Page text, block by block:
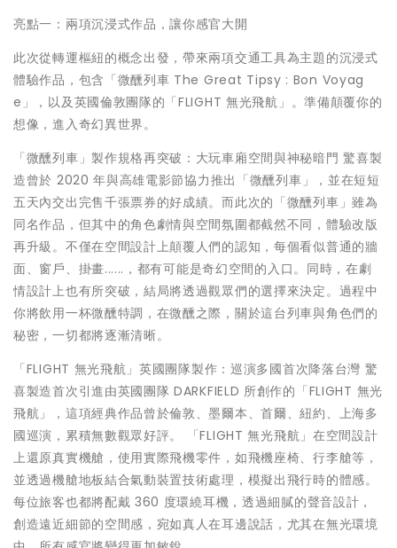
亮點一：兩項沉浸式作品，讓你感官大開
此次從轉運樞紐的概念出發，帶來兩項交通工具為主題的沉浸式
體驗作品，包含「微醺列車 The Great Tipsy : Bon Voyag
e」，以及英國倫敦團隊的「FLIGHT 無光飛航」。準備顛覆你的
想像，進入奇幻異世界。
「微醺列車」製作規格再突破：大玩車廂空間與神秘暗門 驚喜製
造曾於 2020 年與高雄電影節協力推出「微醺列車」，並在短短
五天內交出完售千張票券的好成績。而此次的「微醺列車」雖為
同名作品，但其中的角色劇情與空間氛圍都截然不同，體驗改版
再升級。不僅在空間設計上顛覆人們的認知，每個看似普通的牆
面、窗戶、掛畫......，都有可能是奇幻空間的入口。同時，在劇
情設計上也有所突破，結局將透過觀眾們的選擇來決定。過程中
你將飲用一杯微醺特調，在微醺之際，關於這台列車與角色們的
秘密，一切都將逐漸清晰。
「FLIGHT 無光飛航」英國團隊製作：巡演多國首次降落台灣 驚
喜製造首次引進由英國團隊 DARKFIELD 所創作的「FLIGHT 無光
飛航」，這項經典作品曾於倫敦、墨爾本、首爾、紐約、上海多
國巡演，累積無數觀眾好評。 「FLIGHT 無光飛航」在空間設計
上還原真實機艙，使用實際飛機零件，如飛機座椅、行李艙等，
並透過機艙地板結合氣動裝置技術處理，模擬出飛行時的體感。
每位旅客也都將配戴 360 度環繞耳機，透過細膩的聲音設計，
創造遠近細節的空間感，宛如真人在耳邊說話，尤其在無光環境